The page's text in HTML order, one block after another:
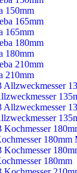
150mm
165mm
180mm
210mm
180mm